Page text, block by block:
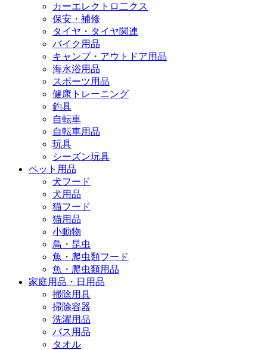
カーエレクトロ二クス
保安・補修
タイヤ・タイヤ関連
バイク用品
キャンプ・アウトドア用品
海水浴用品
スポーツ用品
健康トレーニング
釣具
自転車
自転車用品
玩具
シーズン玩具
ペット用品
犬フード
犬用品
猫フード
猫用品
小動物
鳥・昆虫
魚・爬虫類フード
魚・爬虫類用品
家庭用品・日用品
掃除用具
掃除容器
洗濯用品
バス用品
タオル